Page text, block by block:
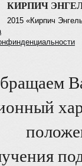
КИРПИЧ
2015 «Кирпич